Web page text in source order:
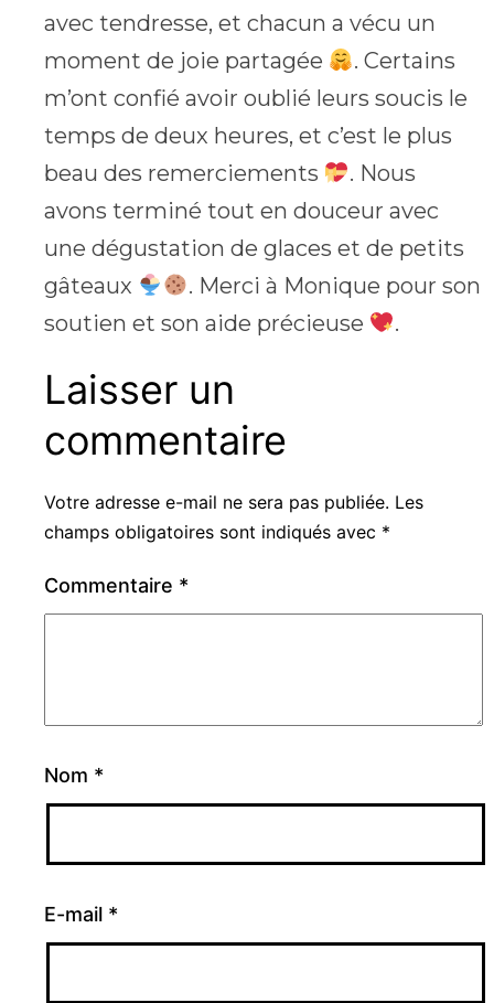
avec tendresse, et chacun a vécu un
moment de joie partagée
. Certains
m’ont confié avoir oublié leurs soucis le
temps de deux heures, et c’est le plus
beau des remerciements
. Nous
avons terminé tout en douceur avec
une dégustation de glaces et de petits
gâteaux
. Merci à Monique pour son
soutien et son aide précieuse
.
Laisser un
commentaire
Votre adresse e-mail ne sera pas publiée. Les
champs obligatoires sont indiqués avec *
Commentaire *
Nom *
E-mail *